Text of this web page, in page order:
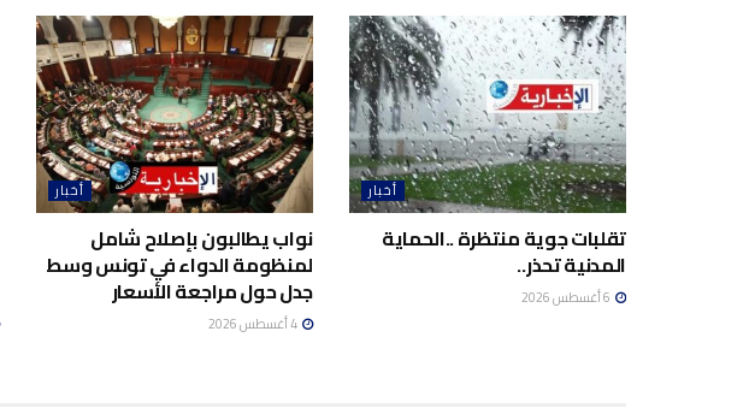
أخبار
تقلبات جوية منتظرة ..الحماية
المدنية تحذر..
أخبار
نواب يطالبون بإصلاح شامل
لمنظومة الدواء في تونس وسط
جدل حول مراجعة الأسعار